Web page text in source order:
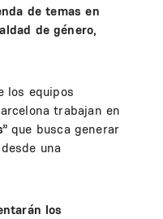
de temas en
de género,
los equipos
trabajan en
que busca generar
una
los